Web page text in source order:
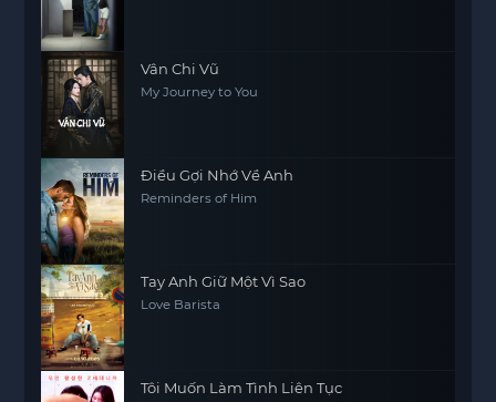
Vân Chi Vũ
My Journey to You
Điều Gợi Nhớ Về Anh
Reminders of Him
Tay Anh Giữ Một Vì Sao
Love Barista
Tôi Muốn Làm Tình Liên Tục